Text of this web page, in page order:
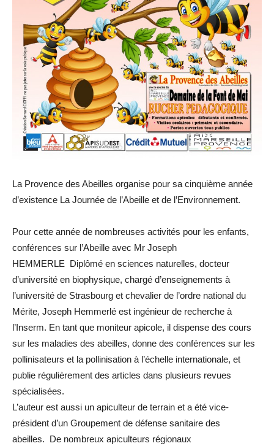
La Provence des Abeilles organise pour sa cinquième année
d’existence La Journée de l’Abeille et de l’Environnement.
Pour cette année de nombreuses activités pour les enfants,
conférences sur l’Abeille avec Mr Joseph
HEMMERLE Diplômé en sciences naturelles, docteur
d’université en biophysique, chargé d’enseignements à
l’université de Strasbourg et chevalier de l’ordre national du
Mérite, Joseph Hemmerlé est ingénieur de recherche à
l’Inserm. En tant que moniteur apicole, il dispense des cours
sur les maladies des abeilles, donne des conférences sur les
pollinisateurs et la pollinisation à l’échelle internationale, et
publie régulièrement des articles dans plusieurs revues
spécialisées.
L’auteur est aussi un apiculteur de terrain et a été vice-
président d’un Groupement de défense sanitaire des
abeilles. De nombreux apiculteurs régionaux